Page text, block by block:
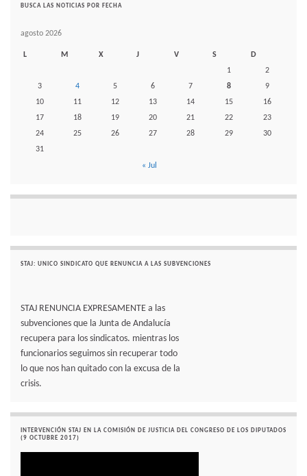
BUSCA LAS NOTICIAS POR FECHA
agosto 2026
L M X J V S
D
1
2
3
4 5 6 7 8
9
10
11 12 13 14 15
16
17
18 19 20 21 22
23
24
25 26 27 28 29
30
31
« Jul
STAJ: UNICO SINDICATO QUE RENUNCIA A LAS SUBVENCIONES
STAJ RENUNCIA EXPRESAMENTE a las
subvenciones que la Junta de Andalucía
recupera para los sindicatos. mientras los
funcionarios seguimos sin recuperar todo
lo que nos han quitado con la excusa de la
crisis.
INTERVENCIÓN STAJ EN LA COMISIÓN DE JUSTICIA DEL CONGRESO DE LOS DIPUTADOS
(9 OCTUBRE 2017)